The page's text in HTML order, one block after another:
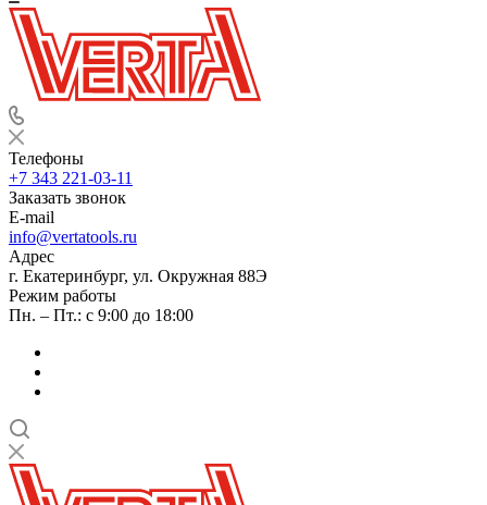
Телефоны
+7 343 221-03-11
Заказать звонок
E-mail
info@vertatools.ru
Адрес
г. Екатеринбург, ул. Окружная 88Э
Режим работы
Пн. – Пт.: с 9:00 до 18:00